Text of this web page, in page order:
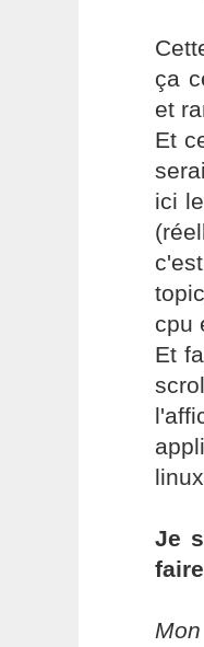
ça
et
Et
ici
cpu
Et
Je